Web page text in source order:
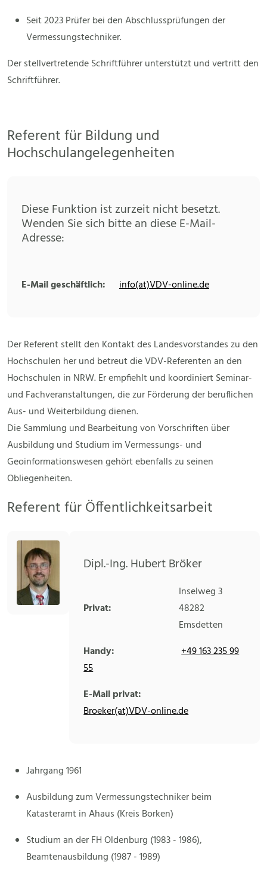
Seit 2023 Prüfer bei den Abschlussprüfungen der
Vermessungstechniker.
Der stellvertretende Schriftführer unterstützt und vertritt den
Schriftführer.
Referent für Bildung und
Hochschulangelegenheiten
Diese Funktion ist zurzeit nicht besetzt.
Wenden Sie sich bitte an diese E-Mail-
Adresse:
E-Mail geschäftlich: info(at)VDV-online.de
Der Referent stellt den Kontakt des Landesvorstandes zu den
Hochschulen her und betreut die VDV-Referenten an den
Hochschulen in NRW. Er empfiehlt und koordiniert Seminar-
und Fachveranstaltungen, die zur Förderung der beruflichen
Aus- und Weiterbildung dienen.
Die Sammlung und Bearbeitung von Vorschriften über
Ausbildung und Studium im Vermessungs- und
Geoinformationswesen gehört ebenfalls zu seinen
Obliegenheiten.
Referent für Öffentlichkeitsarbeit
Dipl.-Ing. Hubert Bröker
Privat:
Inselweg 3
48282
Emsdetten
Handy:
+49 163 235 99
55
E-Mail privat:
Broeker(at)VDV-online.de
Jahrgang 1961
Ausbildung zum Vermessungstechniker beim
Katasteramt in Ahaus (Kreis Borken)
Studium an der FH Oldenburg (1983 - 1986),
Beamtenausbildung (1987 - 1989)